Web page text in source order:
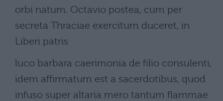
orbi natum. Octavio postea, cum per
secreta Thraciae exercitum duceret, in
Liberi patris
luco barbara caerimonia de filio consulenti,
idem affirmatum est a sacerdotibus, quod
infuso super altaria mero tantum flammae